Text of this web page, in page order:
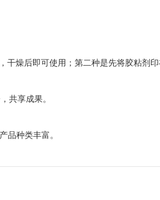
燥后即可使用；第二种是先将胶粘剂
共享成果。
品种类丰富。